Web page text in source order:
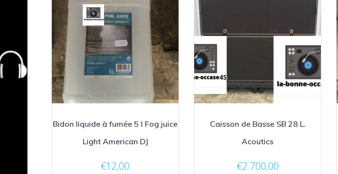
Bidon liquide à fumée 5 l Fog juice
Light American DJ
€12,00
Caisson de Basse SB 28 L.
Acoutics
€2.700,00